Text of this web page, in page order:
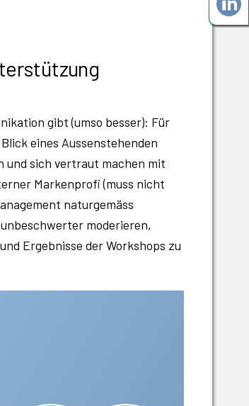
gibt (umso besser): Für
eines Aussenstehenden
und sich vertraut machen mit
Markenprofi (muss nicht
naturgemäss
moderieren,
Ergebnisse der Workshops zu